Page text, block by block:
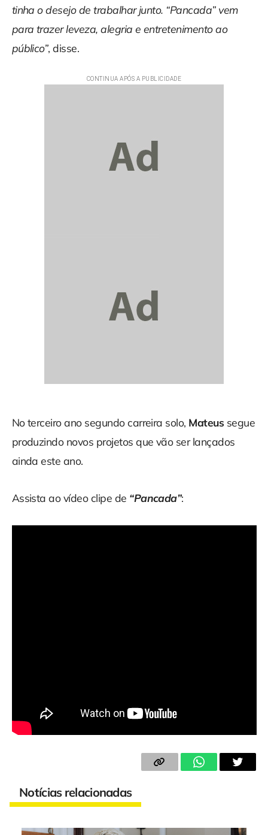
tinha o desejo de trabalhar junto. “Pancada” vem
para trazer leveza, alegria e entretenimento ao
público”, disse.
No terceiro ano segundo carreira solo, Mateus segue
produzindo novos projetos que vão ser lançados
ainda este ano.
Assista ao vídeo clipe de “Pancada”:
Notícias relacionadas